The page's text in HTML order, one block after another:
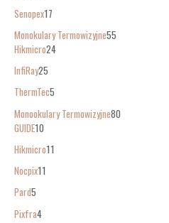
Senopex17
Monokulary Termowizyjne55
Hikmicro24
InfiRay25
ThermTec5
Monookulary Termowizyjne80
GUIDE10
Hikmicro11
Nocpix11
Pard5
Pixfra4